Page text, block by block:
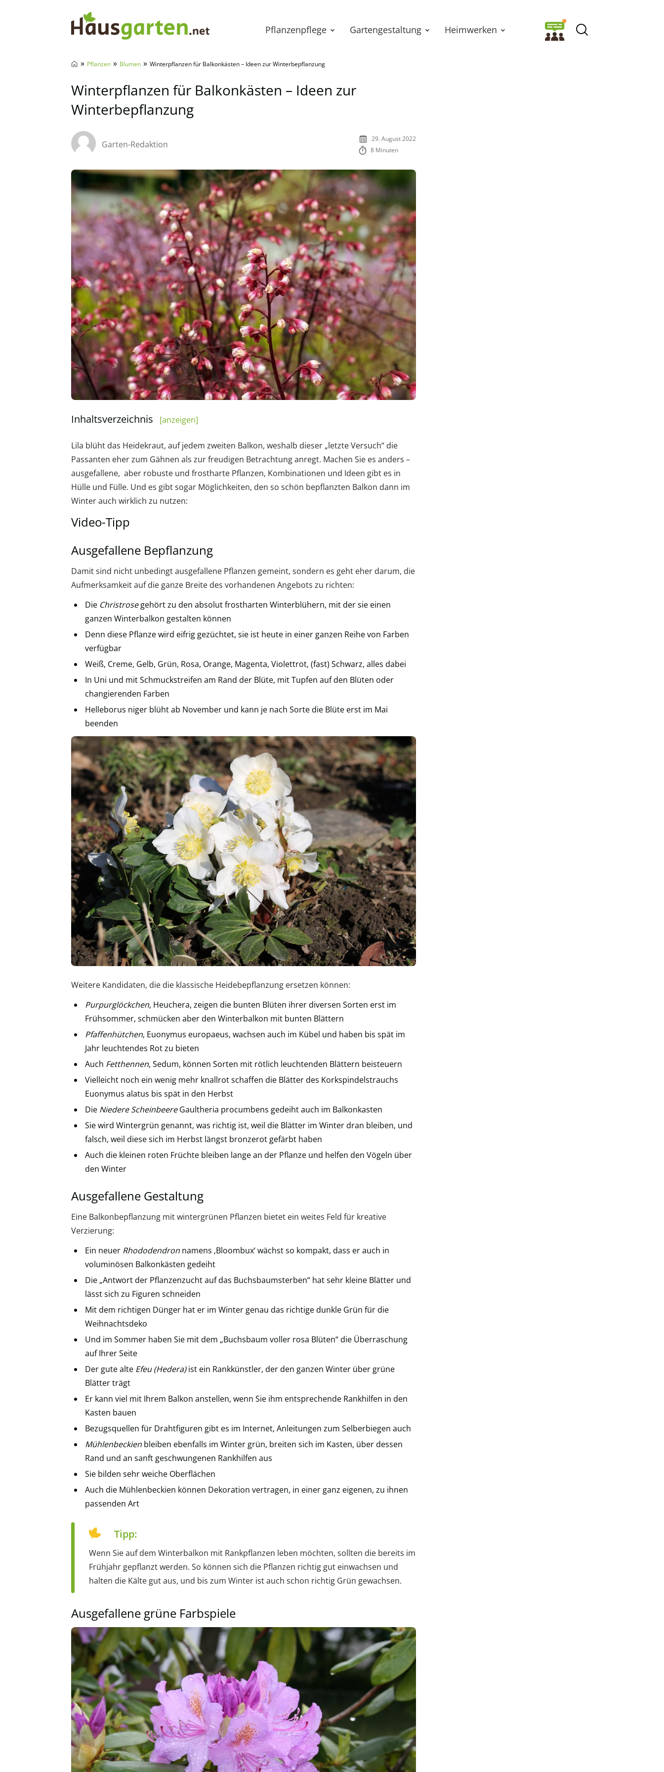
Pflanzenpflege Gartengestaltung Heimwerken
» Pflanzen » Blumen » Winterpflanzen für Balkonkästen – Ideen zur Winterbepflanzung
Winterpflanzen für Balkonkästen – Ideen zur
Winterbepflanzung
Garten-Redaktion
29. August 2022
8 Minuten
Inhaltsverzeichnis [anzeigen]
Lila blüht das Heidekraut, auf jedem zweiten Balkon, weshalb dieser „letzte Versuch“ die
Passanten eher zum Gähnen als zur freudigen Betrachtung anregt. Machen Sie es anders –
ausgefallene, aber robuste und frostharte Pflanzen, Kombinationen und Ideen gibt es in
Hülle und Fülle. Und es gibt sogar Möglichkeiten, den so schön bepflanzten Balkon dann im
Winter auch wirklich zu nutzen:
Video-Tipp
Ausgefallene Bepflanzung
Damit sind nicht unbedingt ausgefallene Pflanzen gemeint, sondern es geht eher darum, die
Aufmerksamkeit auf die ganze Breite des vorhandenen Angebots zu richten:
Die Christrosegehört zu den absolut frostharten Winterblühern, mit der sie einen
ganzen Winterbalkon gestalten können
Denn diese Pflanze wird eifrig gezüchtet, sie ist heute in einer ganzen Reihe von Farben
verfügbar
Weiß, Creme, Gelb, Grün, Rosa, Orange, Magenta, Violettrot, (fast) Schwarz, alles dabei
In Uni und mit Schmuckstreifen am Rand der Blüte, mit Tupfen auf den Blüten oder
changierenden Farben
Helleborus niger blüht ab November und kann je nach Sorte die Blüte erst im Mai
beenden
Weitere Kandidaten, die die klassische Heidebepflanzung ersetzen können:
Purpurglöckchen, Heuchera, zeigen die bunten Blüten ihrer diversen Sorten erst im
Frühsommer, schmücken aber den Winterbalkon mit bunten Blättern
Pfaffenhütchen, Euonymus europaeus, wachsen auch im Kübel und haben bis spät im
Jahr leuchtendes Rot zu bieten
Auch Fetthennen, Sedum, können Sorten mit rötlich leuchtenden Blättern beisteuern
Vielleicht noch ein wenig mehr knallrot schaffen die Blätter des Korkspindelstrauchs
Euonymus alatus bis spät in den Herbst
Die Niedere ScheinbeereGaultheria procumbens gedeiht auch im Balkonkasten
Sie wird Wintergrün genannt, was richtig ist, weil die Blätter im Winter dran bleiben, und
falsch, weil diese sich im Herbst längst bronzerot gefärbt haben
Auch die kleinen roten Früchte bleiben lange an der Pflanze und helfen den Vögeln über
den Winter
Ausgefallene Gestaltung
Eine Balkonbepflanzung mit wintergrünen Pflanzen bietet ein weites Feld für kreative
Verzierung:
Ein neuer Rhododendron namens ‚Bloombux‘ wächst so kompakt, dass er auch in
voluminösen Balkonkästen gedeiht
Die „Antwort der Pflanzenzucht auf das Buchsbaumsterben“ hat sehr kleine Blätter und
lässt sich zu Figuren schneiden
Mit dem richtigen Dünger hat er im Winter genau das richtige dunkle Grün für die
Weihnachtsdeko
Und im Sommer haben Sie mit dem „Buchsbaum voller rosa Blüten“ die Überraschung
auf Ihrer Seite
Der gute alte Efeu (Hedera)ist ein Rankkünstler, der den ganzen Winter über grüne
Blätter trägt
Er kann viel mit Ihrem Balkon anstellen, wenn Sie ihm entsprechende Rankhilfen in den
Kasten bauen
Bezugsquellen für Drahtfiguren gibt es im Internet, Anleitungen zum Selberbiegen auch
Mühlenbeckien bleiben ebenfalls im Winter grün, breiten sich im Kasten, über dessen
Rand und an sanft geschwungenen Rankhilfen aus
Sie bilden sehr weiche Oberflächen
Auch die Mühlenbeckien können Dekoration vertragen, in einer ganz eigenen, zu ihnen
passenden Art
Tipp:
Wenn Sie auf dem Winterbalkon mit Rankpflanzen leben möchten, sollten die bereits im
Frühjahr gepflanzt werden. So können sich die Pflanzen richtig gut einwachsen und
halten die Kälte gut aus, und bis zum Winter ist auch schon richtig Grün gewachsen.
Ausgefallene grüne Farbspiele